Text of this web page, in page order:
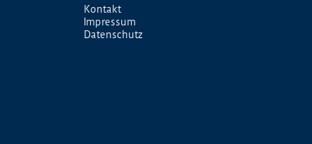
Kontakt
Impressum
Datenschutz